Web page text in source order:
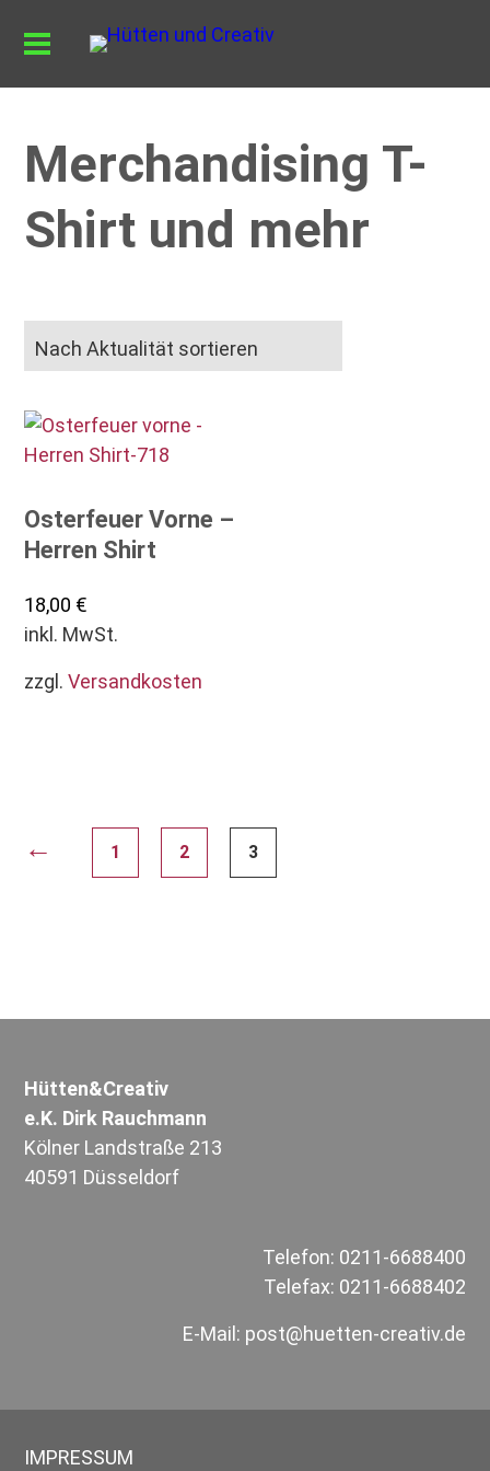
Merchandising T-
Shirt und mehr
Osterfeuer Vorne –
Herren Shirt
18,00 €
inkl. MwSt.
zzgl.Versandkosten
Varianten
der
gewählt
werden
← 1 2 3
Hütten&Creativ
e.K. Dirk Rauchmann
Kölner Landstraße 213
40591 Düsseldorf
Telefon: 0211-6688400
Telefax: 0211-6688402
E-Mail: post@huetten-creativ.de
IMPRESSUM